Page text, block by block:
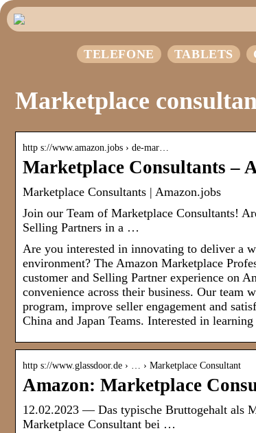
TELEFONE TABLETS
Marketplace
http s://www.amazon.jobs › de-mar…
Marketplace Consultants –
Marketplace Consultants | Amazon.jobs
Join our Team of Marketplace Consultants!
Selling Partners in a …
Are you interested in innovating to deliver a
environment? The Amazon Marketplace
customer and Selling Partner experience on
convenience across their business. Our team
program, improve seller engagement and
China and Japan Teams. Interested in
http s://www.glassdoor.de › … › Marketplace Consultant
Amazon: Marketplace
12.02.2023 — Das typische Bruttogehalt als
Marketplace Consultant bei …